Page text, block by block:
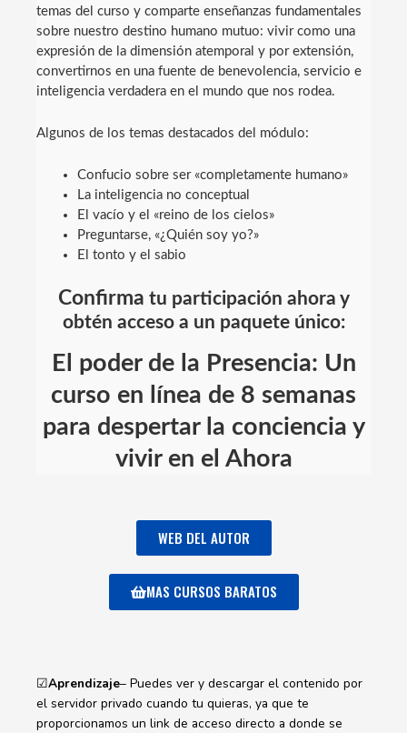
temas del curso y comparte enseñanzas fundamentales
sobre nuestro destino humano mutuo: vivir como una
expresión de la dimensión atemporal y por extensión,
convertirnos en una fuente de benevolencia, servicio e
inteligencia verdadera en el mundo que nos rodea.
Algunos de los temas destacados del módulo:
Confucio sobre ser «completamente humano»
La inteligencia no conceptual
El vacío y el «reino de los cielos»
Preguntarse, «¿Quién soy yo?»
El tonto y el sabio
Confirma tu participación ahora y
obtén acceso a un paquete único:
El poder de la Presencia: Un
curso en línea de 8 semanas
para despertar la conciencia y
vivir en el Ahora
WEB DEL AUTOR
MAS CURSOS BARATOS
☑Aprendizaje– Puedes ver y descargar el contenido por
el servidor privado cuando tu quieras, ya que te
proporcionamos un link de acceso directo a donde se